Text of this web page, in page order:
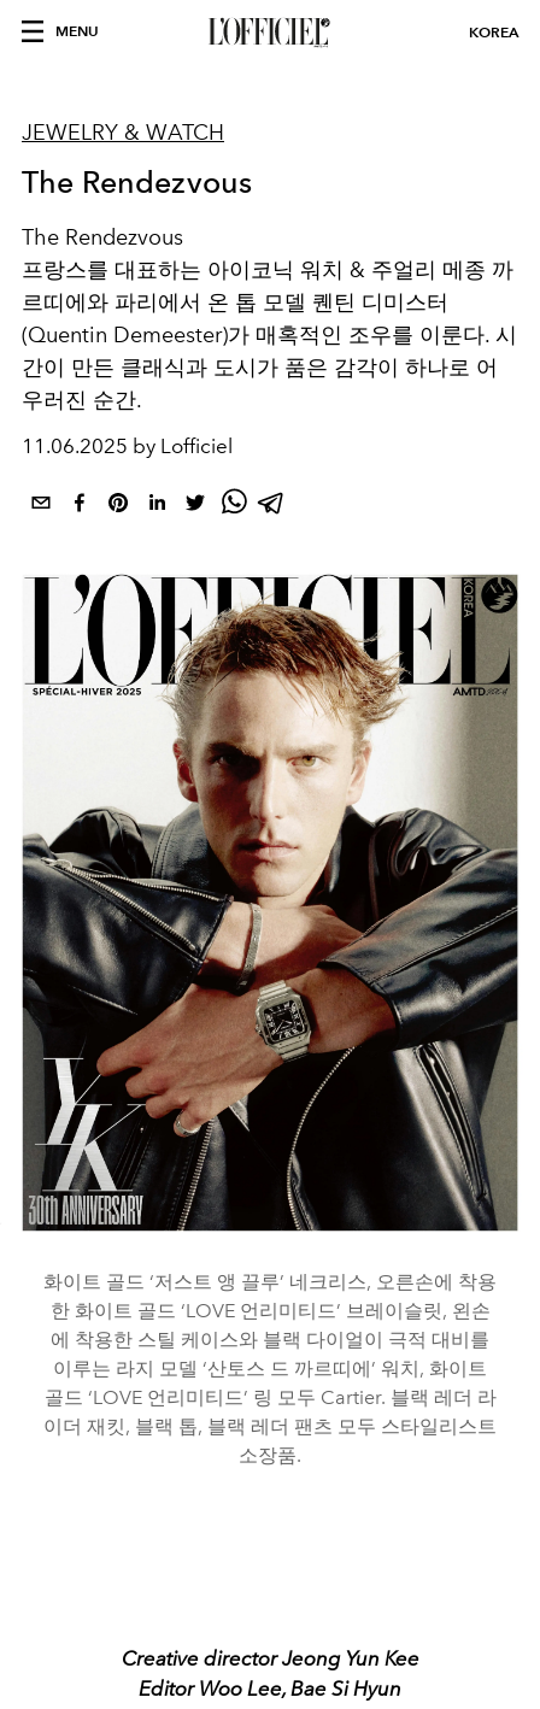
MENU KOREA
JEWELRY & WATCH
The Rendezvous
The Rendezvous
프랑스를 대표하는 아이코닉 워치 & 주얼리 메종 까
르띠에와 파리에서 온 톱 모델 퀜틴 디미스터
(Quentin Demeester)가 매혹적인 조우를 이룬다. 시
간이 만든 클래식과 도시가 품은 감각이 하나로 어
우러진 순간.
11.06.2025 by Lofficiel
화이트 골드 ‘저스트 앵 끌루’ 네크리스, 오른손에 착용
한 화이트 골드 ‘LOVE 언리미티드’ 브레이슬릿, 왼손
에 착용한 스틸 케이스와 블랙 다이얼이 극적 대비를
이루는 라지 모델 ‘산토스 드 까르띠에’ 워치, 화이트
골드 ‘LOVE 언리미티드’ 링 모두 Cartier. 블랙 레더 라
이더 재킷, 블랙 톱, 블랙 레더 팬츠 모두 스타일리스트
소장품.
Creative director Jeong Yun Kee
Editor Woo Lee, Bae Si Hyun